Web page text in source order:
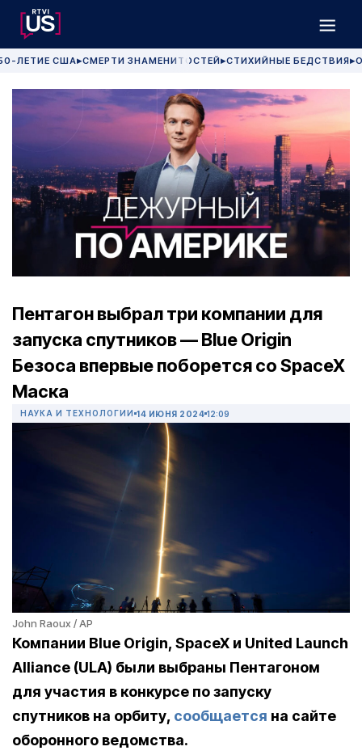
ЛЕТИЕ США▶СМЕРТИ ЗНАМЕНИТОСТЕЙ▶СТИХИЙНЫЕ БЕДСТВИЯ▶
Пентагон выбрал три компании для
запуска спутников — Blue Origin
Безоса впервые поборется со SpaceX
Маска
НАУКА И ТЕХНОЛОГИИ 14 ИЮНЯ 2024 12:09
John Raoux / AP
Компании Blue Origin, SpaceX и United Launch
Alliance (ULA) были выбраны Пентагоном
для участия в конкурсе по запуску
спутников на орбиту, сообщается на сайте
оборонного ведомства.